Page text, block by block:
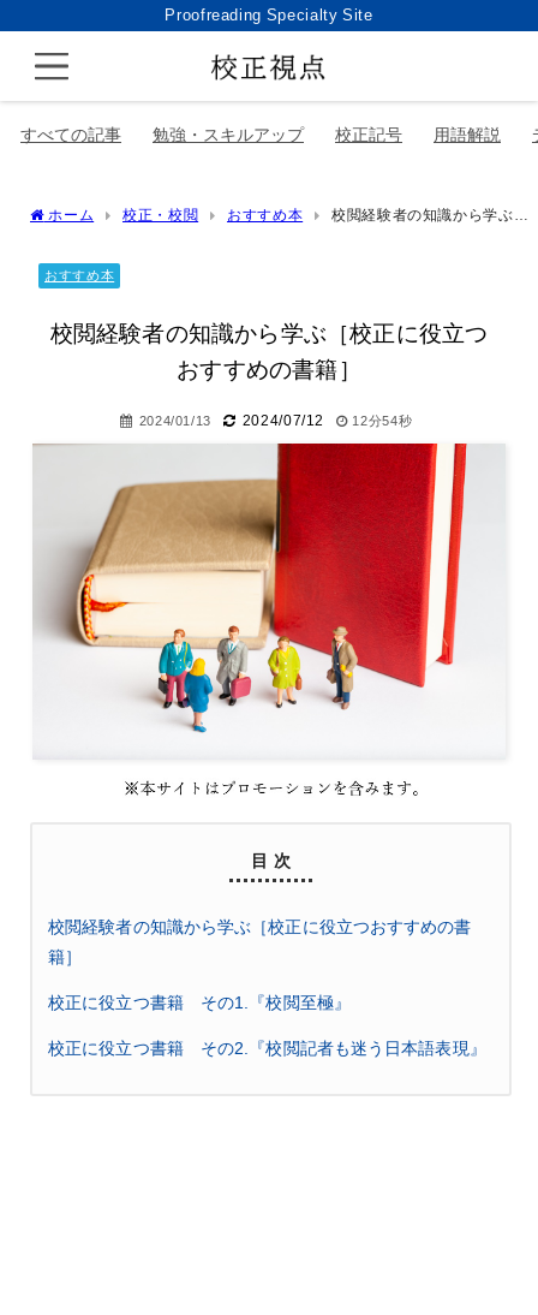
Proofreading Specialty Site
すべての記事 勉強・スキルアップ 校正記号 用語解説
ホーム 校正・校閲 おすすめ本
校閲経験者の知識から学ぶ
おすすめ本
校閲経験者の知識から学ぶ［校正に役立つ
おすすめの書籍］
2024/01/13 2024/07/12 12分54秒
目 次
校閲経験者の知識から学ぶ［校正に役立つおすすめの書
籍］
校正に役立つ書籍 その1.『校閲至極』
校正に役立つ書籍 その2.『校閲記者も迷う日本語表現』